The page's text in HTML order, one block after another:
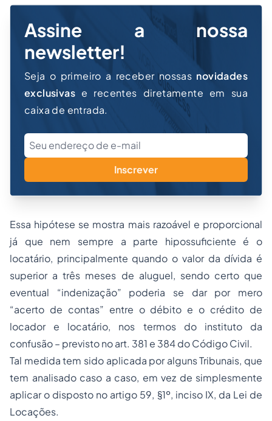
Assine a nossa
newsletter!
Seja o primeiro a receber nossas novidades
exclusivas e recentes diretamente em sua
caixa de entrada.
Inscrever
Essa hipótese se mostra mais razoável e proporcional
já que nem sempre a parte hipossuficiente é o
locatário, principalmente quando o valor da dívida é
superior a três meses de aluguel, sendo certo que
eventual “indenização” poderia se dar por mero
“acerto de contas” entre o débito e o crédito de
locador e locatário, nos termos do instituto da
confusão – previsto no art. 381 e 384 do Código Civil.
Tal medida tem sido aplicada por alguns Tribunais, que
tem analisado caso a caso, em vez de simplesmente
aplicar o disposto no artigo 59, §1º, inciso IX, da Lei de
Locações.